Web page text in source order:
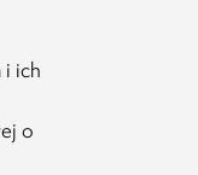
i ich
o